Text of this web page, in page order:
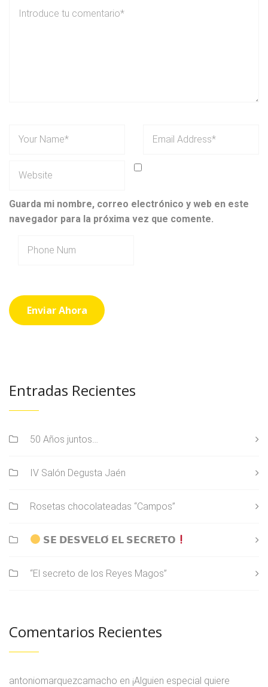
Guarda mi nombre, correo electrónico y web en este
navegador para la próxima vez que comente.
Entradas Recientes
50 Años juntos…
IV Salón Degusta Jaén
Rosetas chocolateadas “Campos”
𝗦𝗘 𝗗𝗘𝗦𝗩𝗘𝗟𝗢́ 𝗘𝗟 𝗦𝗘𝗖𝗥𝗘𝗧𝗢
“El secreto de los Reyes Magos”
Comentarios Recientes
antoniomarquezcamacho en ¡Alguien especial quiere